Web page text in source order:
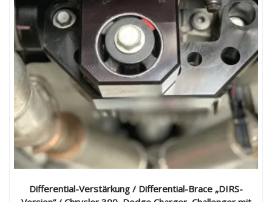
Differential-Verstärkung / Differential-Brace „DIRS-